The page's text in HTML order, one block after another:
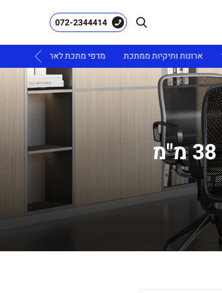
072-2344414
ארונות ותיקיות ממתכת מדפי מתכת לארכיון ריהוט